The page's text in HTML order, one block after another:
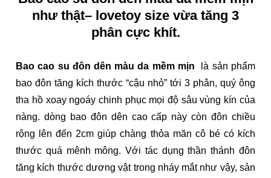
như thật– lovetoy size vừa tăng 3
phân cực khít.
Bao cao su đôn dên màu da mềm mịn là sản phẩm
bao đôn tăng kích thước “cậu nhỏ” tới 3 phân, quý ông
tha hồ xoay ngoáy chinh phục mọi độ sâu vùng kín của
nàng. dòng bao đôn dên cao cấp này còn đôn chiều
rộng lên đến 2cm giúp chàng thỏa mãn cô bé có kích
thước quá mênh mông. Với tác dụng thần thánh đôn
tăng kích thước dương vật trong nháy mắt như vậy, sản